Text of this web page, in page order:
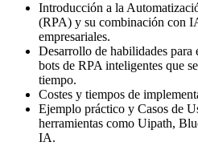
Introducción a la
(RPA) y su combinación con
empresariales.
Desarrollo de habilidades
bots de RPA inteligentes que
tiempo.
Costes y tiempos de
Ejemplo práctico y Casos de
herramientas como Uipath,
IA.